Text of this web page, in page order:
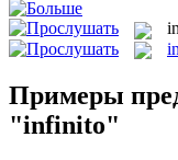
Примеры
"infinito"